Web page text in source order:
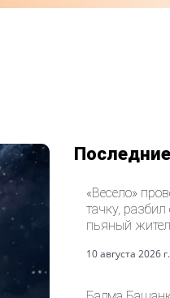
«Весело»
тачку,
пьяный
10 августа 2026